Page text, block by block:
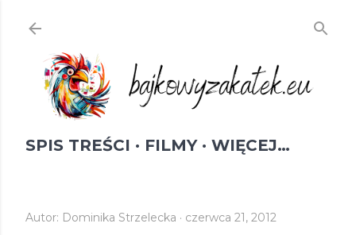
SPIS TREŚCI FILMY WIĘCEJ…
Autor: Dominika Strzelecka czerwca 21, 2012